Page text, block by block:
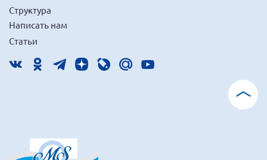
Структура
Написать нам
Статьи